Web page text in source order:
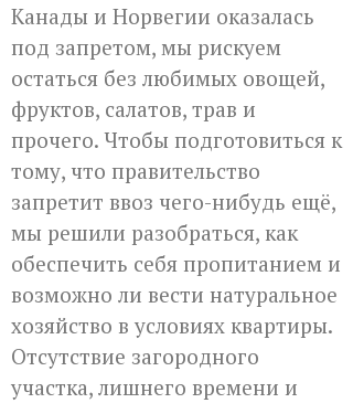
Канады и Норвегии оказалась
под запретом, мы рискуем
остаться без любимых овощей,
фруктов, салатов, трав и
прочего. Чтобы подготовиться к
тому, что правительство
запретит ввоз чего-нибудь ещё,
мы решили разобраться, как
обеспечить себя пропитанием и
возможно ли вести натуральное
хозяйство в условиях квартиры.
Отсутствие загородного
участка, лишнего времени и